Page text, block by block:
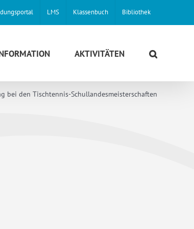
LMS Klassenbuch Bibliothek
AKTIVITÄTEN
bei den Tischtennis-Schullandesmeisterschaften